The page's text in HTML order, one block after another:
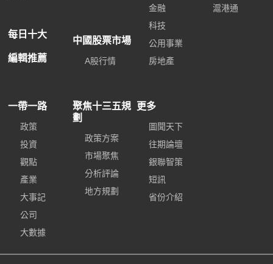
每日十大
編輯推薦
中國股票市場
A股行情
金融
科技
公用事業
房地產
滬港通
一帶一路
政策
投資
觀點
產業
大事記
公司
大數據
聚焦十三五規
劃
政策方案
市場聚焦
分析評論
地方規劃
更多
圖聞天下
往期論壇
銀聯智策
短訊
省份介紹